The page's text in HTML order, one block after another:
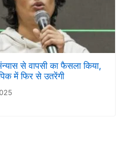
से वापसी का फैसला किया,
में फिर से उतरेंगी